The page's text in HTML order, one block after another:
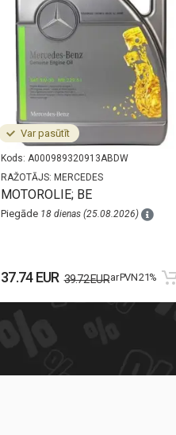
Var pasūtīt
Kods: A000989320913ABDW
RAŽOTĀJS: MERCEDES
MOTOROLIE; BE
Piegāde 18 dienas (25.08.2026)
37.74 EUR 39.72 EURar PVN 21%